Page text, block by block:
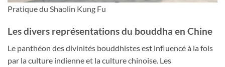
Pratique du Shaolin Kung Fu
Les divers représentations du bouddha en Chine
Le panthéon des divinités bouddhistes est influencé à la fois
par la culture indienne et la culture chinoise. Les